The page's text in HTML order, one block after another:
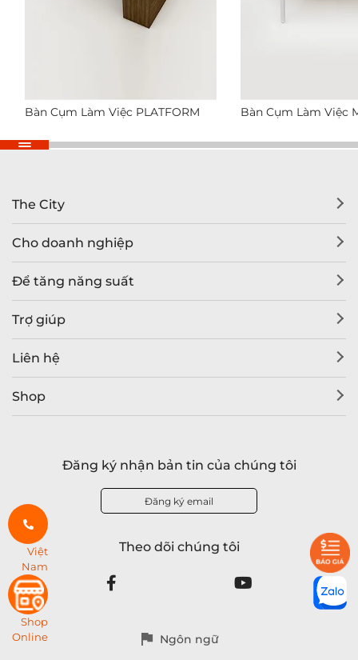
Bàn Cụm Làm Việc PLATFORM Bàn Cụm Làm Việc
The City
Cho doanh nghiệp
Để tăng năng suất
Trợ giúp
Liên hệ
Shop
Đăng ký nhận bản tin của chúng tôi
Đăng ký email
Theo dõi chúng tôi
Ngôn ngữ
Việt
Nam
Shop
Online